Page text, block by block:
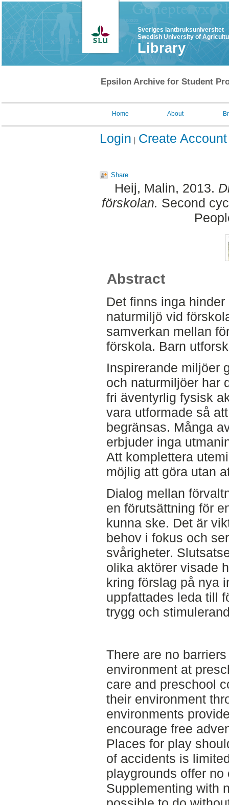
Sveriges lantbruksuniversitet
Swedish University of
Library
Epsilon Archive for Student
Home About
Login Create Account
Share
Heij, Malin, 2013.
förskolan. Second
Abstract
Det finns inga
naturmiljö vid
samverkan mellan
förskola. Barn
Inspirerande miljöer
och naturmiljöer har
fri äventyrlig fysisk
vara utformade så
begränsas. Många
erbjuder inga
Att komplettera
möjlig att göra utan
Dialog mellan
en förutsättning för
kunna ske. Det är
behov i fokus och
svårigheter.
olika aktörer visade
kring förslag på nya
uppfattades leda till
trygg och
There are no
environment at
care and preschool
their environment
environments
encourage free
Places for play
of accidents is
playgrounds offer
Supplementing with